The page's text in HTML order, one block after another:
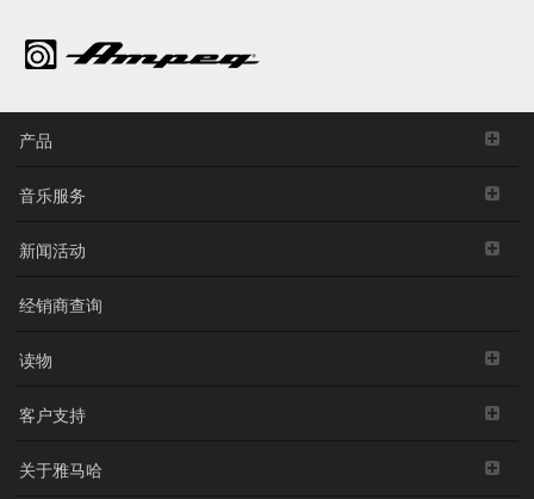
产品
音乐服务
新闻活动
经销商查询
读物
客户支持
关于雅马哈